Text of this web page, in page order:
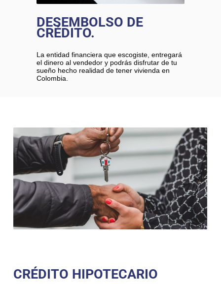
DESEMBOLSO DE
CRÉDITO.
La entidad financiera que escogiste, entregará
el dinero al vendedor y podrás disfrutar de tu
sueño hecho realidad de tener vivienda en
Colombia.
CRÉDITO HIPOTECARIO